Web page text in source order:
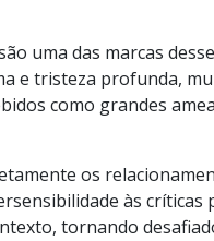
uma das marcas
e tristeza profunda,
como grandes
os
às críticas
tornando